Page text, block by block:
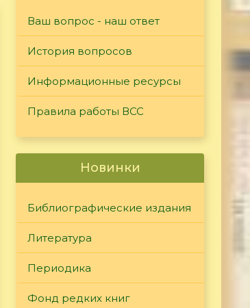
Ваш вопрос - наш ответ
История вопросов
Информационные ресурсы
Правила работы ВСС
Новинки
Библиографические издания
Литература
Периодика
Фонд редких книг